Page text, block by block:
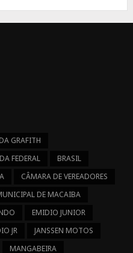
GRAFITH
FEDERAL
BRASIL
CÂMARA DE VEREADORES
DE MACAIBA
EMIDIO JUNIOR
JR
JANSSEN MOTOS
MANGABEIRA